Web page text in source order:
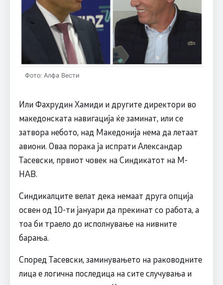
Фото: Алфа Вести
Или Фахрудин Хамиди и другите директори во
македонската навигација ќе заминат, или се
затвора небото, над Македонија нема да летаат
авиони. Оваа порака ја испрати Александар
Тасевски, првиот човек на Синдикатот на М-
НАВ.
Синдикалците велат дека немаат друга опција
освен од 10-ти јануари да прекинат со работа, а
тоа би траело до исполнување на нивните
барања.
Според Тасевски, заминувањето на раководните
лица е логична последица на сите случувања и